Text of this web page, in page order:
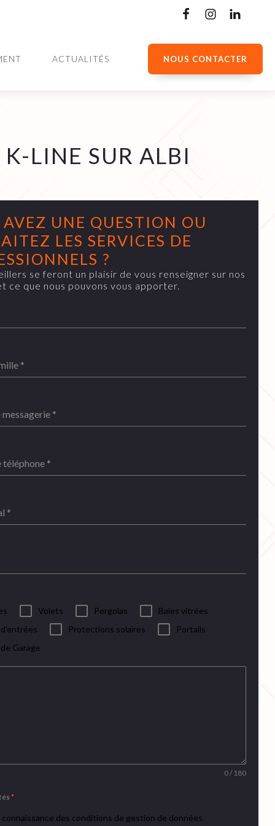
ACTUALITÉS NOUS CONTACTER
LINE SUR ALBI
AVEZ UNE QUESTION OU
LES SERVICES DE
?
se feront un plaisir de vous renseigner sur nos
ce que nous pouvons vous apporter.
*
messagerie *
téléphone *
*
Volets Pergolas
Baies vitrées
Protections solaires
Portails
Garage
0 / 180
*
connaissance des conditions de gestion de données